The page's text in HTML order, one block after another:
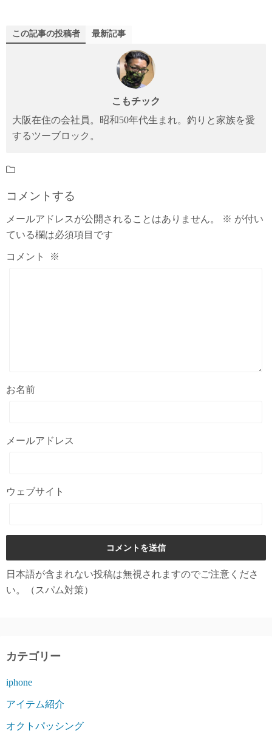
この記事の投稿者 最新記事
こもチック
大阪在住の会社員。昭和50年代生まれ。釣りと家族を愛
するツーブロック。
コメントする
メールアドレスが公開されることはありません。 ※ が付い
ている欄は必須項目です
コメント ※
お名前
メールアドレス
ウェブサイト
日本語が含まれない投稿は無視されますのでご注意くださ
い。（スパム対策）
カテゴリー
iphone
アイテム紹介
オクトパッシング